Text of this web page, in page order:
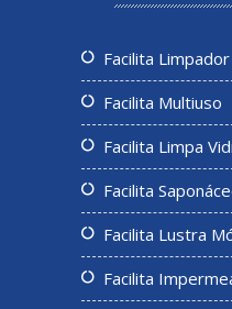
Facilita
Facilita Multiuso
Facilita Limpa
Facilita
Facilita Lustra
Facilita